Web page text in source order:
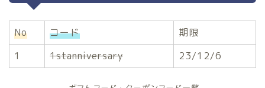
No コード
期限
1
1stanniversary 23/12/6